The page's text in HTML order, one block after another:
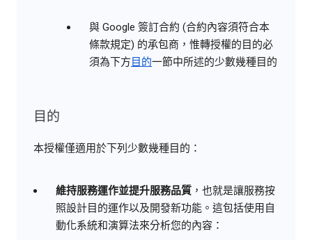
與 Google 簽訂合約 (合約內容須符合本
條款規定) 的承包商，惟轉授權的目的必
須為下方 目的一節中所述的少數幾種目的
目的
本授權僅適用於下列少數幾種目的：
維持服務運作並提升服務品質 ，也就是讓服務按
照設計目的運作以及開發新功能。這包括使用自
動化系統和演算法來分析您的內容：